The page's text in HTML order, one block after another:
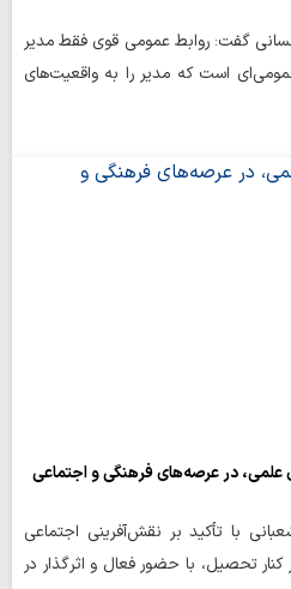
گفت: روابط عمومی قوی فقط مدیر
است که مدیر را به واقعیت‌های
علمی، در عرصه‌های فرهنگی و اجتماعی
با تأکید بر نقش‌آفرینی اجتماعی
تحصیل، با حضور فعال و اثرگذار در